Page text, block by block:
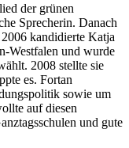
der grünen
Sprecherin. Danach
kandidierte Katja
Westfalen und wurde
2008 stellte sie
es. Fortan
sowie um
auf diesen
und gute